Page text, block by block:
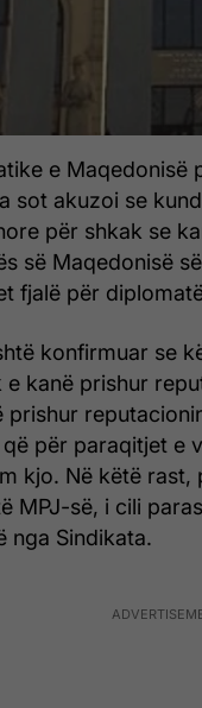
e Maqedonisë
sot akuzoi se
për shkak se
së Maqedonisë
fjalë për
konfirmuar se
e kanë prishur
prishur
për paraqitjet e
kjo. Në këtë
MPJ-së, i cili
nga Sindikata.